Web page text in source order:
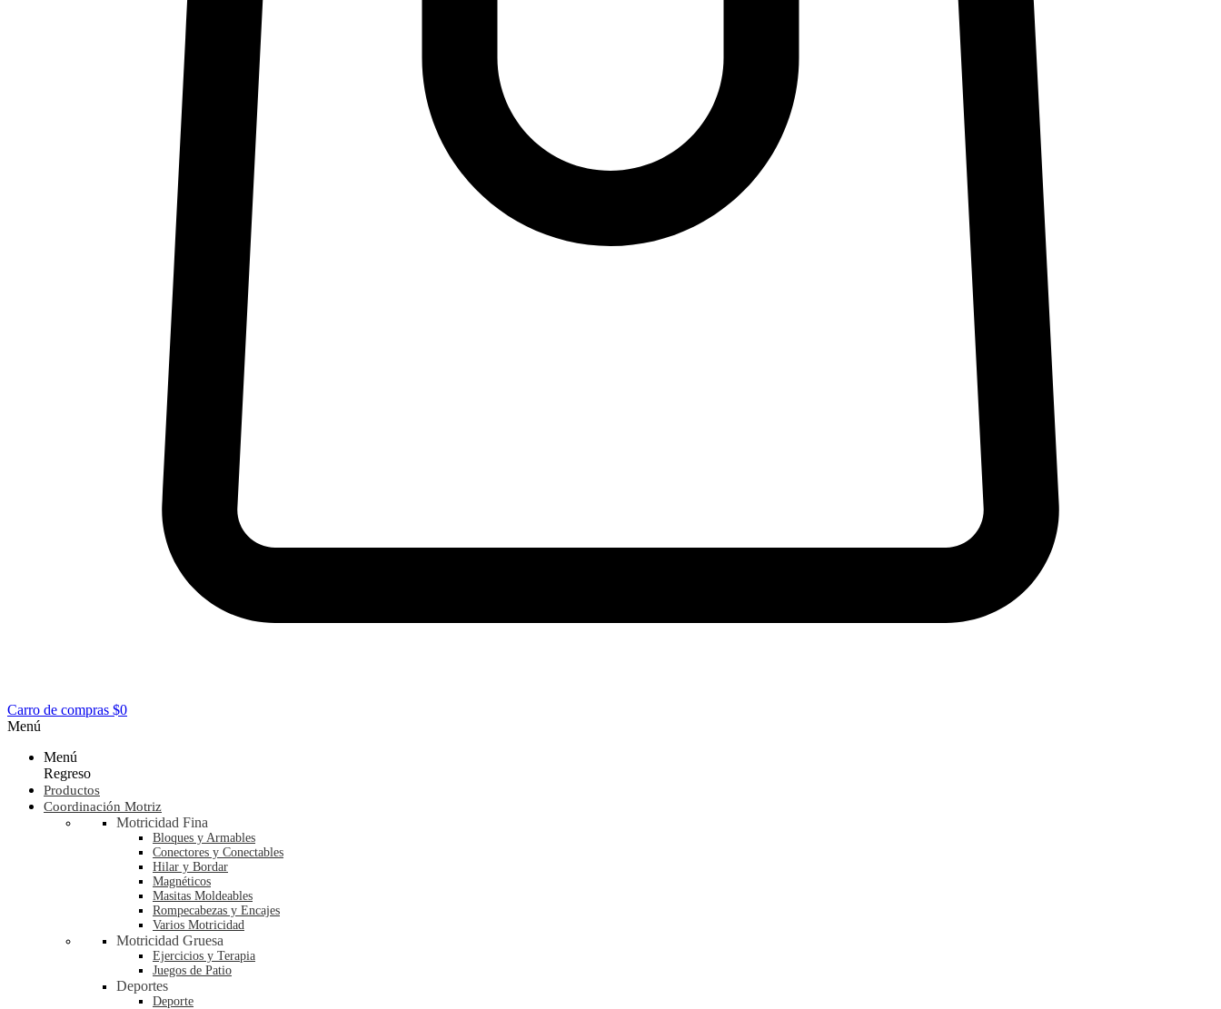
Carro de compras $0
Menú
Menú
Regreso
Productos
Coordinación Motriz
Motricidad Fina
Bloques y Armables
Conectores y Conectables
Hilar y Bordar
Magnéticos
Masitas Moldeables
Rompecabezas y Encajes
Varios Motricidad
Motricidad Gruesa
Ejercicios y Terapia
Juegos de Patio
Deportes
Deporte